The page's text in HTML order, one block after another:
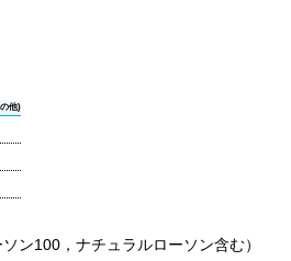
他)
ン100，ナチュラルローソン含む）